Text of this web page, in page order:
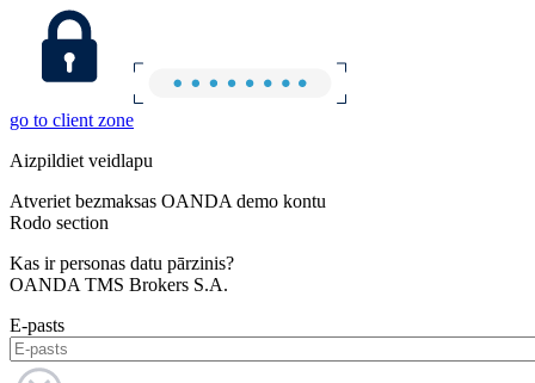
go to client zone
Aizpildiet veidlapu
Atveriet bezmaksas OANDA demo kontu
Rodo section
Kas ir personas datu pārzinis?
OANDA TMS Brokers S.A.
E-pasts